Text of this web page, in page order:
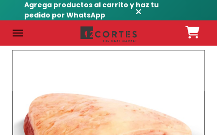
Agrega productos al carrito y haz tu
pedido por WhatsApp